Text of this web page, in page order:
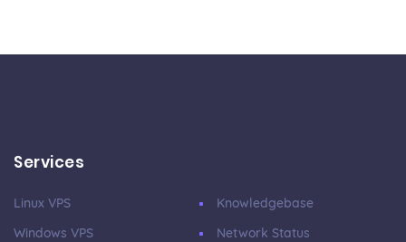
Services
Linux VPS
Windows VPS
Knowledgebase
Network Status